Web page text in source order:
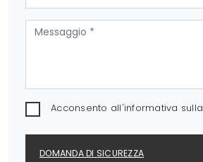
Acconsento all'informativa sulla
DOMANDA DI SICUREZZA